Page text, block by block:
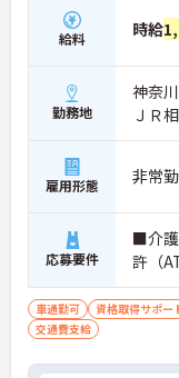
給料 時給
勤務地
神奈
ＪＲ
雇用形態 非常
応募要件
■介
許（
車通勤可 資格取得サポー
交通費支給